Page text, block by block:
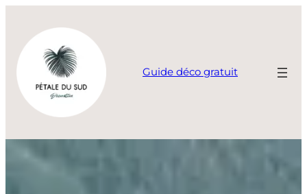
contenu
Guide déco gratuit